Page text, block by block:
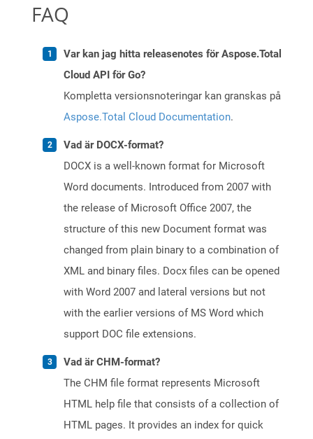
FAQ
Var kan jag hitta releasenotes för Aspose.Total
Cloud API för Go?
Kompletta versionsnoteringar kan granskas på
Aspose.Total Cloud Documentation.
Vad är DOCX-format?
DOCX is a well-known format for Microsoft
Word documents. Introduced from 2007 with
the release of Microsoft Office 2007, the
structure of this new Document format was
changed from plain binary to a combination of
XML and binary files. Docx files can be opened
with Word 2007 and lateral versions but not
with the earlier versions of MS Word which
support DOC file extensions.
Vad är CHM-format?
The CHM file format represents Microsoft
HTML help file that consists of a collection of
HTML pages. It provides an index for quick